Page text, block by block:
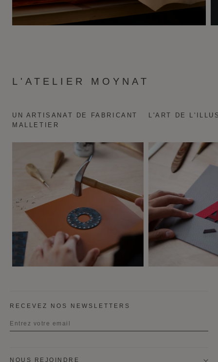
L'ATELIER MOYNAT
UN ARTISANAT DE FABRICANT
MALLETIER
L'ART DE
RECEVEZ NOS NEWSLETTERS
NOUS REJOINDRE